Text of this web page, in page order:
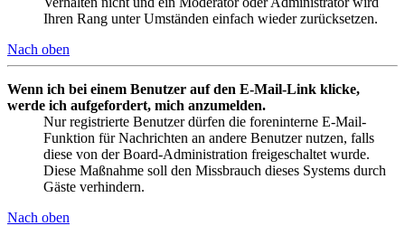
Ihren Rang unter Umständen einfach wieder zurücksetzen.
Nach oben
Wenn ich bei einem Benutzer auf den E-Mail-Link klicke,
werde ich aufgefordert, mich anzumelden.
Nur registrierte Benutzer dürfen die foreninterne E-Mail-
Funktion für Nachrichten an andere Benutzer nutzen, falls
diese von der Board-Administration freigeschaltet wurde.
Diese Maßnahme soll den Missbrauch dieses Systems durch
Gäste verhindern.
Nach oben